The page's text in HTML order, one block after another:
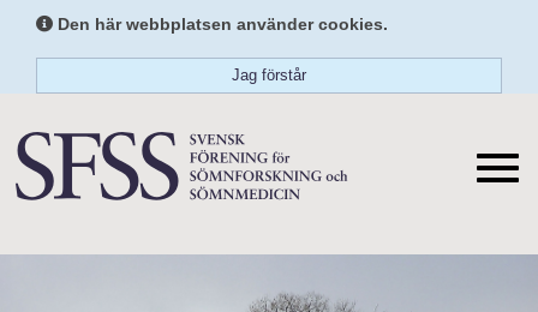
Den här webbplatsen använder cookies.
Jag förstår